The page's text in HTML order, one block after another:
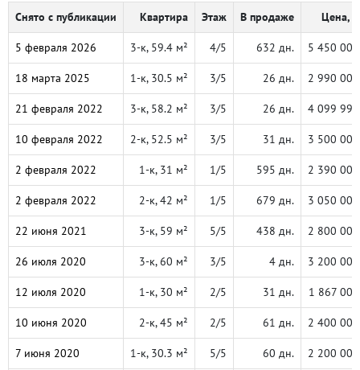
Снято с публикации Квартира Этаж В продаже Цена, ₽
5 февраля 2026 3-к, 59.4 м² 4/5 632 дн. 5 450 000
18 марта 2025 1-к, 30.5 м² 3/5 26 дн. 2 990 000
21 февраля 2022 3-к, 58.2 м² 3/5 26 дн. 4 099 999
10 февраля 2022 2-к, 52.5 м² 3/5 31 дн. 3 500 000
2 февраля 2022 1-к, 31 м² 1/5 595 дн. 2 390 000
2 февраля 2022 2-к, 42 м² 1/5 679 дн. 3 050 000
22 июня 2021 3-к, 59 м² 5/5 438 дн. 2 800 000
26 июля 2020 3-к, 60 м² 3/5 4 дн. 3 200 000
12 июля 2020 1-к, 30 м² 2/5 31 дн. 1 867 000
10 июня 2020 2-к, 45 м² 2/5 61 дн. 2 400 000
7 июня 2020 1-к, 30.3 м² 5/5 60 дн. 2 200 000